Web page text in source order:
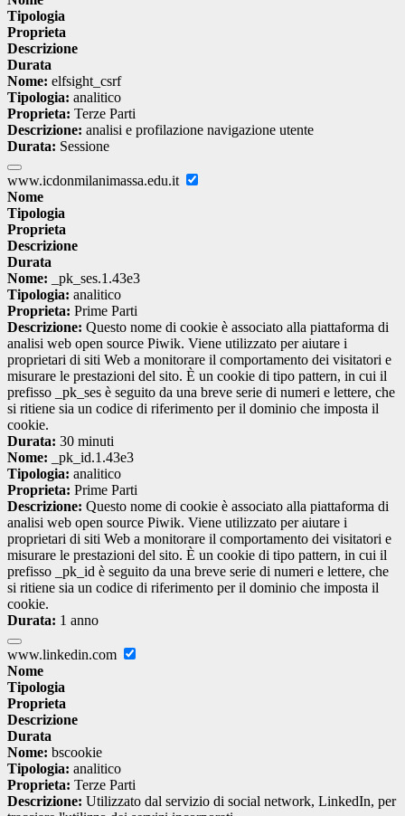
Tipologia
Proprieta
Descrizione
Durata
Nome: elfsight_csrf
Tipologia: analitico
Proprieta: Terze Parti
Descrizione: analisi e profilazione navigazione utente
Durata: Sessione
www.icdonmilanimassa.edu.it
Nome
Tipologia
Proprieta
Descrizione
Durata
Nome: _pk_ses.1.43e3
Tipologia: analitico
Proprieta: Prime Parti
Descrizione: Questo nome di cookie è associato alla piattaforma di
analisi web open source Piwik. Viene utilizzato per aiutare i
proprietari di siti Web a monitorare il comportamento dei visitatori e
misurare le prestazioni del sito. È un cookie di tipo pattern, in cui il
prefisso _pk_ses è seguito da una breve serie di numeri e lettere, che
si ritiene sia un codice di riferimento per il dominio che imposta il
cookie.
Durata: 30 minuti
Nome: _pk_id.1.43e3
Tipologia: analitico
Proprieta: Prime Parti
Descrizione: Questo nome di cookie è associato alla piattaforma di
analisi web open source Piwik. Viene utilizzato per aiutare i
proprietari di siti Web a monitorare il comportamento dei visitatori e
misurare le prestazioni del sito. È un cookie di tipo pattern, in cui il
prefisso _pk_id è seguito da una breve serie di numeri e lettere, che
si ritiene sia un codice di riferimento per il dominio che imposta il
cookie.
Durata: 1 anno
www.linkedin.com
Nome
Tipologia
Proprieta
Descrizione
Durata
Nome: bscookie
Tipologia: analitico
Proprieta: Terze Parti
Descrizione: Utilizzato dal servizio di social network, LinkedIn, per